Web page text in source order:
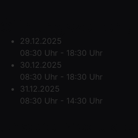
29.12.2025
08:30 Uhr - 18:30 Uhr
30.12.2025
08:30 Uhr - 18:30 Uhr
31.12.2025
08:30 Uhr - 14:30 Uhr